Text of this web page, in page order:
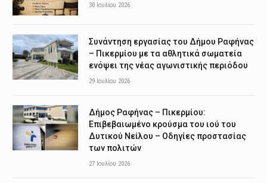
30 Ιουλίου 2026
Συνάντηση εργασίας του Δήμου Ραφήνας
– Πικερμίου με τα αθλητικά σωματεία
ενόψει της νέας αγωνιστικής περιόδου
29 Ιουλίου 2026
Δήμος Ραφήνας – Πικερμίου:
Επιβεβαιωμένο κρούσμα του ιού του
Δυτικού Νείλου – Οδηγίες προστασίας
των πολιτών
27 Ιουλίου 2026